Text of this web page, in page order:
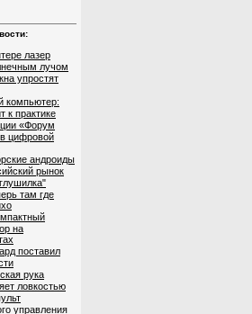
лазер
лучом
упростят
компьютер:
к практике
«Форум
цифровой
андроиды
рынок
там где
на
поставил
рука
ловкостью
управления